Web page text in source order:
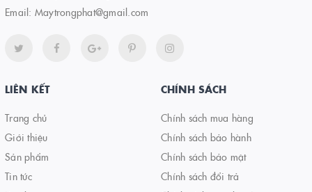
Email: Maytrongphat@gmail.com
LIÊN KẾT
Trang chủ
Giới thiệu
Sản phẩm
Tin tức
CHÍNH SÁCH
Chính sách mua hàng
Chính sách bảo hành
Chính sách bảo mật
Chính sách đổi trả